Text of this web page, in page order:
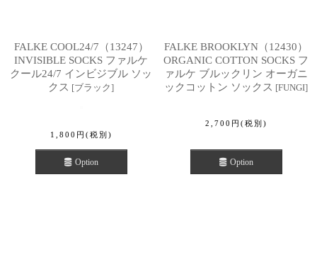
FALKE COOL24/7（13247）
INVISIBLE SOCKS ファルケ
クール24/7 インビジブル ソッ
クス [ブラック]
1,800 円 (税別)
Option
FALKE BROOKLYN（12430）
ORGANIC COTTON SOCKS フ
ァルケ ブルックリン オーガニ
ックコットン ソックス [FUNGI]
2,700 円 (税別)
Option